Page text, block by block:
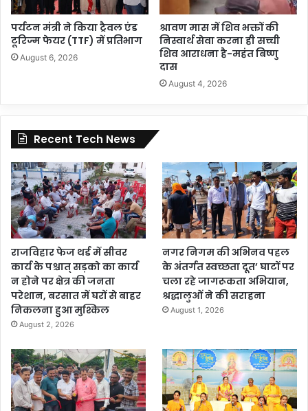
पर्यटन मंत्री ने किया ट्रैवल एंड
टूरिज्म फेयर (TTF) में प्रतिभाग
August 6, 2026
श्रावण मास में शिव भक्तों की
निस्वार्थ सेवा करना ही सच्ची
शिव आराधना है-महंत बिष्णु
दास
August 4, 2026
Recent Tech News
राजविहार फेज थर्ड में सीवर
कार्य के पश्चात् सड़को का कार्य
न होने पर क्षेत्र की जनता
परेशान, बरसात में घरों से बाहर
निकलना हुआ मुश्किल
August 2, 2026
नगर निगम की अभिनव पहल
के अंतर्गत स्वच्छता दूत’ घाटों पर
चला रहे जागरूकता अभियान,
श्रद्धालुओं ने की सराहना
August 1, 2026